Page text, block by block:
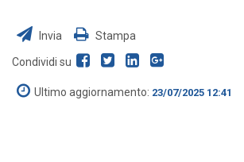
Invia Stampa
Condividi su
Ultimo aggiornamento: 23/07/2025 12:41